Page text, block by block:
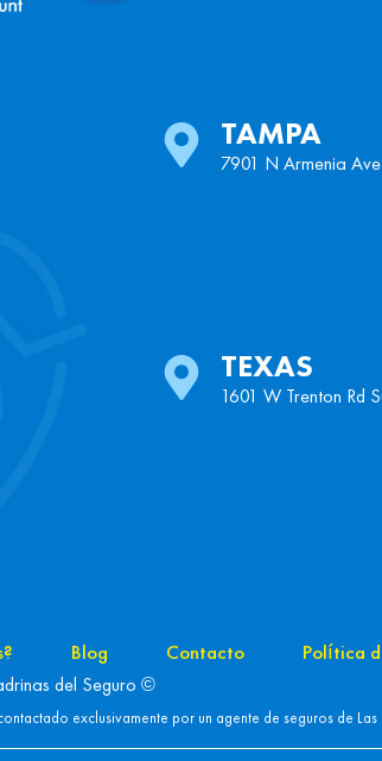
TAMPA
7901 N Armenia
TEXAS
1601 W Trenton Rd
Blog Contacto Política
del Seguro ©
exclusivamente por un agente de seguros de